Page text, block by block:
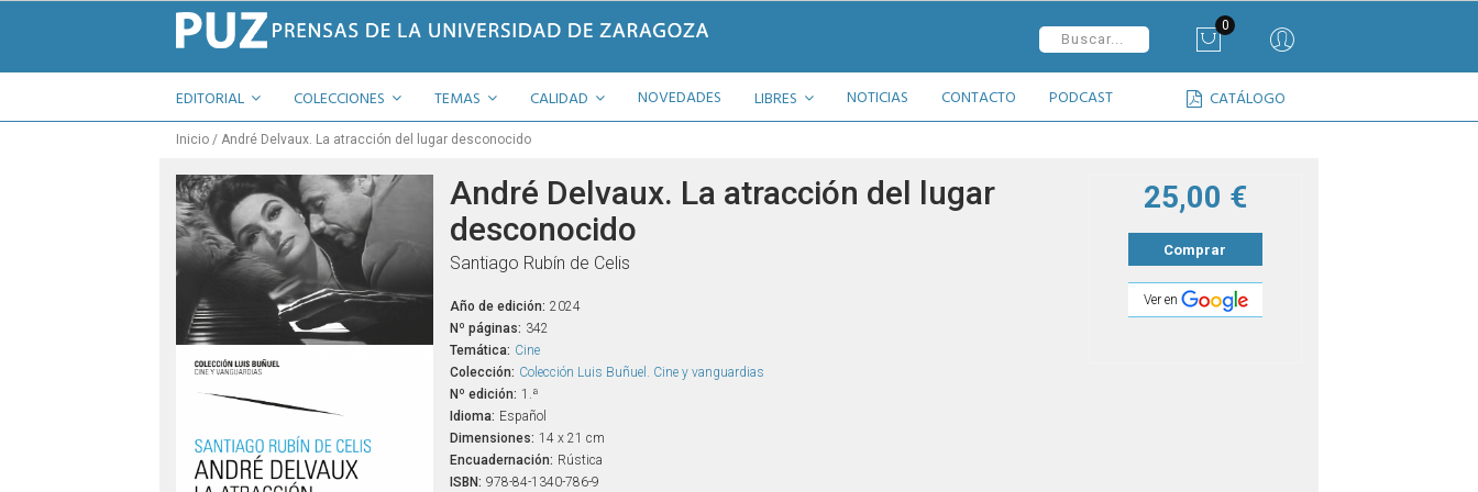
0
EDITORIAL COLECCIONES TEMAS CATÁLOGO
CALIDAD NOVEDADES LIBRES NOTICIAS CONTACTO PODCAST
Inicio André Delvaux. La atracción del lugar desconocido
André Delvaux. La atracción del lugar
desconocido
Santiago Rubín de Celis
Año de edición: 2024
Nº páginas: 342
Temática: Cine
Colección: Colección Luis Buñuel. Cine y vanguardias
Nº edición: 1.ª
Idioma: Español
Dimensiones: 14 x 21 cm
Encuadernación: Rústica
ISBN: 978-84-1340-786-9
25,00 €
Comprar
Ver en